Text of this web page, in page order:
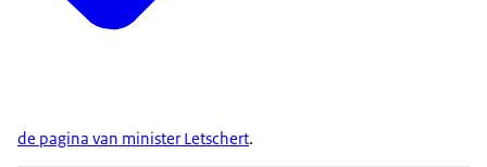
de pagina van minister Letschert.